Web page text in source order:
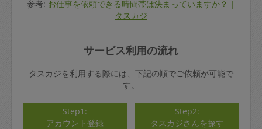
参考: お仕事を依頼できる時間帯は決まっていますか？ |
タスカジ
サービス利用の流れ
タスカジを利用する際には、下記の順でご依頼が可能で
す。
Step1:
アカウント登録
Step2:
タスカジさんを探す